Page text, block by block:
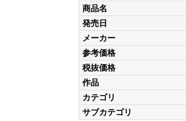
商品名
発売日
メーカー
参考価格
税抜価格
作品
カテゴリ
サブカテゴリ